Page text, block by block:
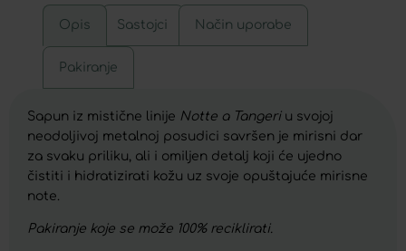
Opis Sastojci Način uporabe
Pakiranje
Sapun iz mistične linije Notte a Tangeriu svojoj
neodoljivoj metalnoj posudici savršen je mirisni dar
za svaku priliku, ali i omiljen detalj koji će ujedno
čistiti i hidratizirati kožu uz svoje opuštajuće mirisne
note.
Pakiranje koje se može 100% reciklirati.